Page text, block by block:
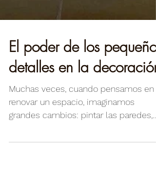
El poder de los pequeños
detalles en la decoración
Muchas veces, cuando pensamos en
grandes cambios: pintar las paredes,